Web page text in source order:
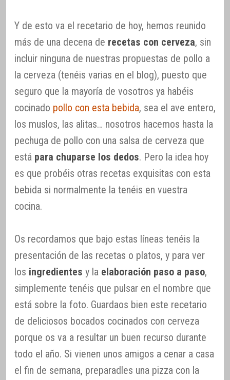
Y de esto va el recetario de hoy, hemos reunido
más de una decena de recetas con cerveza, sin
incluir ninguna de nuestras propuestas de pollo a
la cerveza (tenéis varias en el blog), puesto que
seguro que la mayoría de vosotros ya habéis
cocinado pollo con esta bebida, sea el ave entero,
los muslos, las alitas… nosotros hacemos hasta la
pechuga de pollo con una salsa de cerveza que
está para chuparse los dedos. Pero la idea hoy
es que probéis otras recetas exquisitas con esta
bebida si normalmente la tenéis en vuestra
cocina.
Os recordamos que bajo estas líneas tenéis la
presentación de las recetas o platos, y para ver
los ingredientes y la elaboración paso a paso,
simplemente tenéis que pulsar en el nombre que
está sobre la foto. Guardaos bien este recetario
de deliciosos bocados cocinados con cerveza
porque os va a resultar un buen recurso durante
todo el año. Si vienen unos amigos a cenar a casa
el fin de semana, preparadles una pizza con la